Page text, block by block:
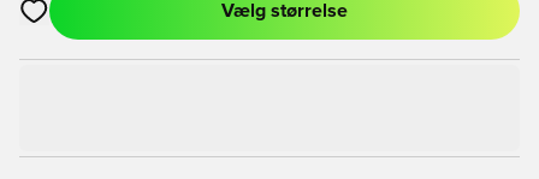
Åbner en Modal til at logge ind eller tilmelde dig som medlem
Vælg størrelse